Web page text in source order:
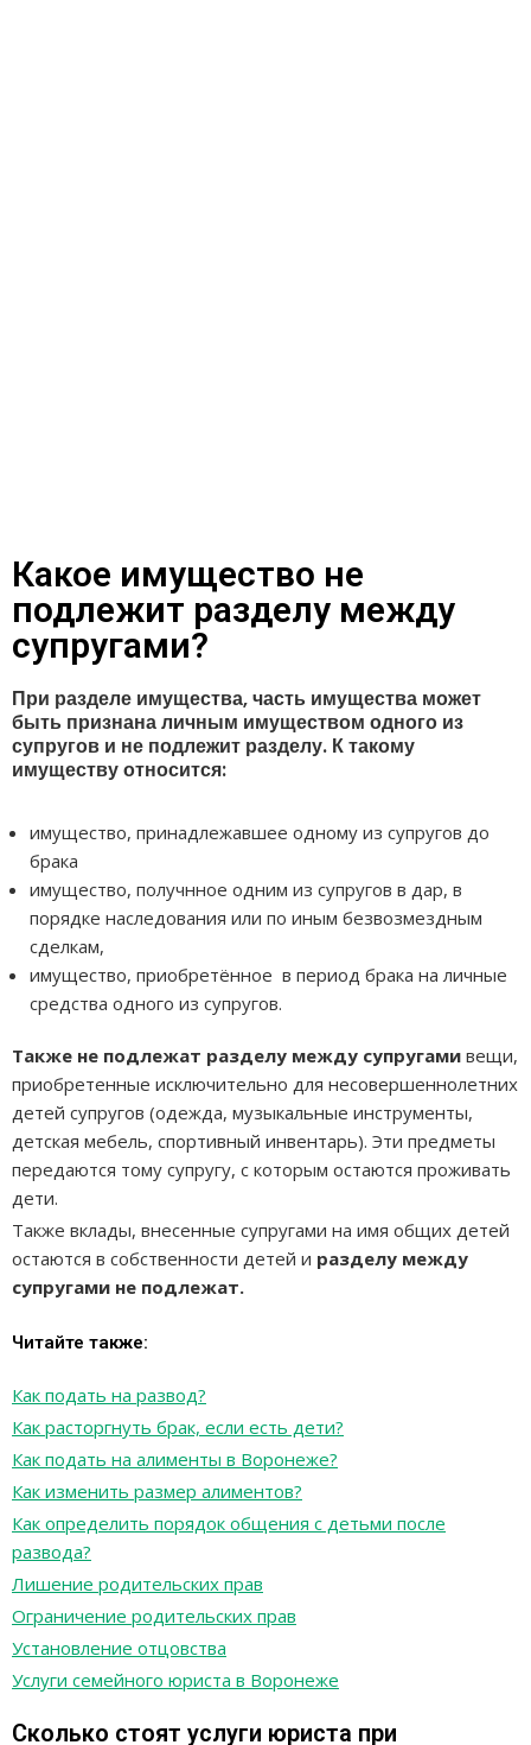
Какое имущество не
подлежит разделу между
супругами?
При разделе имущества, часть имущества может
быть признана личным имуществом одного из
супругов и не подлежит разделу. К такому
имуществу относится:
имущество, принадлежавшее одному из супругов до
брака
имущество, получнное одним из супругов в дар, в
порядке наследования или по иным безвозмездным
сделкам,
имущество, приобретённое в период брака на личные
средства одного из супругов.
Также не подлежат разделу между супругами вещи,
приобретенные исключительно для несовершеннолетних
детей супругов (одежда, музыкальные инструменты,
детская мебель, спортивный инвентарь). Эти предметы
передаются тому супругу, с которым остаются проживать
дети.
Также вклады, внесенные супругами на имя общих детей
остаются в собственности детей и разделу между
супругами не подлежат.
Читайте также:
Как подать на развод?
Как расторгнуть брак, если есть дети?
Как подать на алименты в Воронеже?
Как изменить размер алиментов?
Как определить порядок общения с детьми после
развода?
Лишение родительских прав
Ограничение родительских прав
Установление отцовства
Услуги семейного юриста в Воронеже
Сколько стоят услуги юриста при